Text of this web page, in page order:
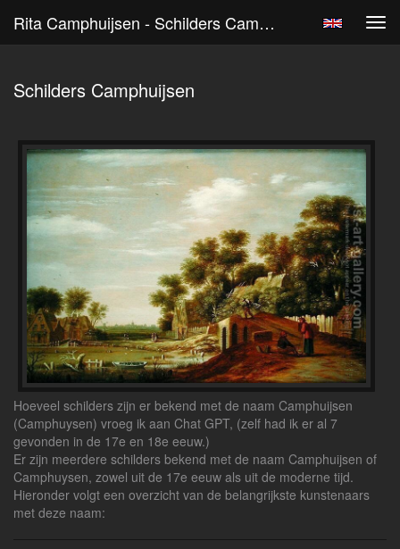
Rita Camphuijsen - Schilders Camphuijsen
Schilders Camphuijsen
Hoeveel schilders zijn er bekend met de naam Camphuijsen
(Camphuysen) vroeg ik aan Chat GPT, (zelf had ik er al 7
gevonden in de 17e en 18e eeuw.)
Er zijn meerdere schilders bekend met de naam Camphuijsen of
Camphuysen, zowel uit de 17e eeuw als uit de moderne tijd.
Hieronder volgt een overzicht van de belangrijkste kunstenaars
met deze naam: